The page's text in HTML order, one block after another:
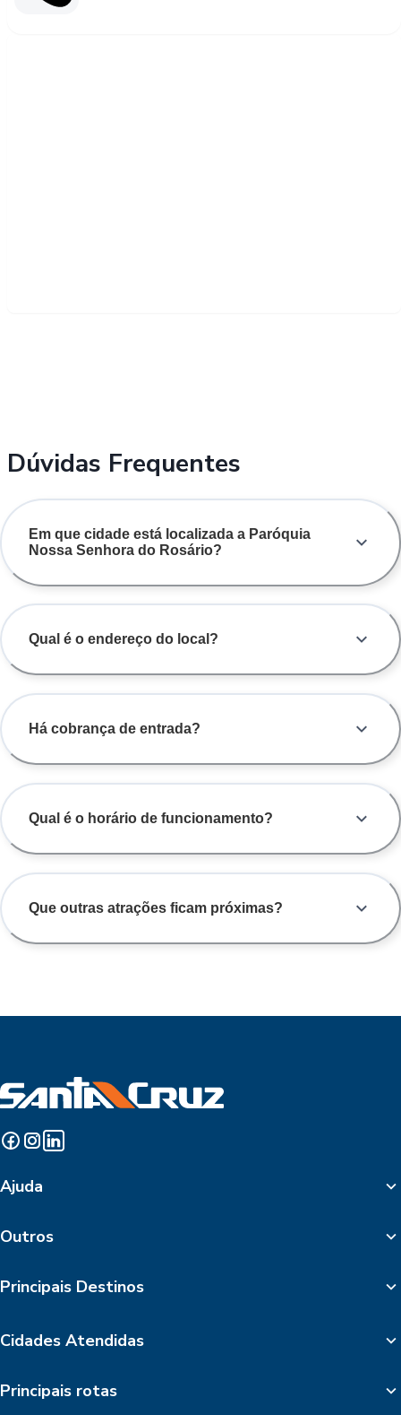
Dúvidas Frequentes
Em que cidade está localizada a Paróquia
Nossa Senhora do Rosário?
Qual é o endereço do local?
Há cobrança de entrada?
Qual é o horário de funcionamento?
Que outras atrações ficam próximas?
Ajuda
Outros
Principais Destinos
Cidades Atendidas
Principais rotas